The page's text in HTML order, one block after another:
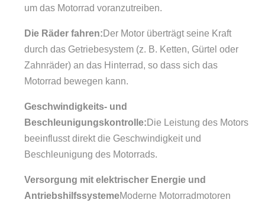
um das Motorrad voranzutreiben.
Die Räder fahren: Der Motor überträgt seine Kraft
durch das Getriebesystem (z. B. Ketten, Gürtel oder
Zahnräder) an das Hinterrad, so dass sich das
Motorrad bewegen kann.
Geschwindigkeits- und
Beschleunigungskontrolle: Die Leistung des Motors
beeinflusst direkt die Geschwindigkeit und
Beschleunigung des Motorrads.
Versorgung mit elektrischer Energie und
AntriebshilfssystemeModerne Motorradmotoren